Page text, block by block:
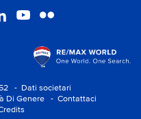
- Dati societari
Di Genere
- Contattaci